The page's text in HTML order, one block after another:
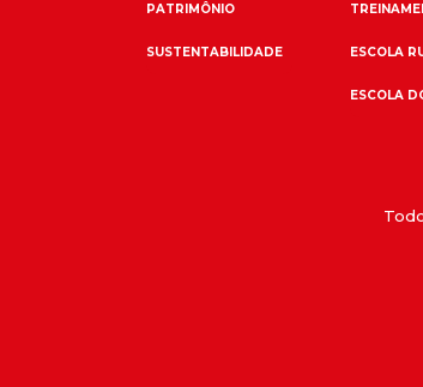
PATRIMÔNIO
SUSTENTABILIDADE ESCOLA
ESCOLA